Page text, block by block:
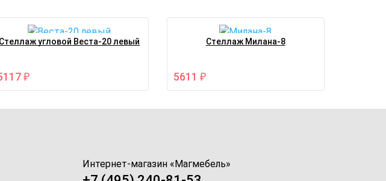
Стеллаж угловой Веста-20 левый
₽
Стеллаж Милана-8
5611 ₽
Интернет-магазин «Магмебель»